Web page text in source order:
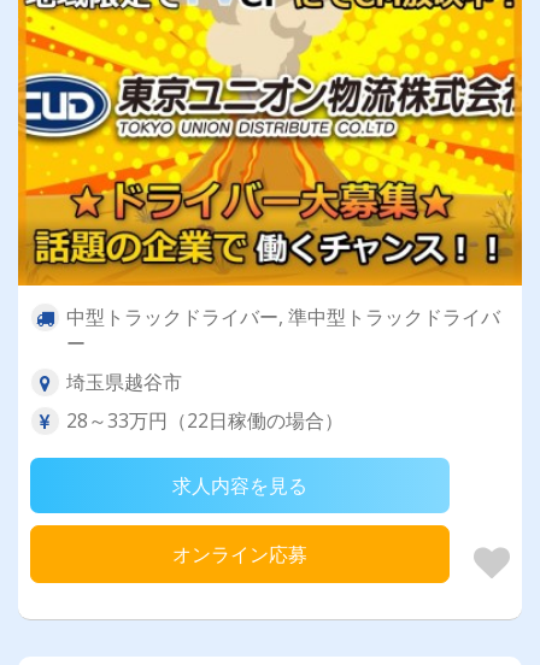
中型トラックドライバー, 準中型トラックドライバ
ー
埼玉県越谷市
28～33万円（22日稼働の場合）
求人内容を見る
オンライン応募